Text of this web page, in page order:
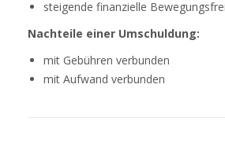
steigende finanzielle
Nachteile einer Umschuldung:
mit Gebühren verbunden
mit Aufwand verbunden